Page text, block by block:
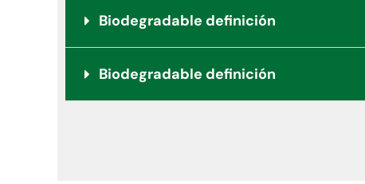
Biodegradable definición
Biodegradable definición